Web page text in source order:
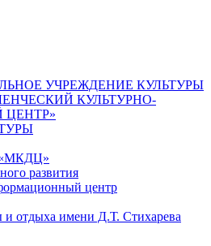
УЧРЕЖДЕНИЕ КУЛЬТУРЫ
КУЛЬТУРНО-
развития
центр
и отдыха имени Д.Т. Стихарева